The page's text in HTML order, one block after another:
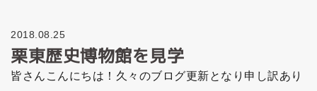
2018.08.25
栗東歴史博物館を見学
皆さんこんにちは！久々のブログ更新となり申し訳あり